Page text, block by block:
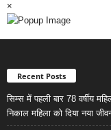
×
Recent Posts
सिम्स में पहली बार 78 वर्षीय
निकाल महिला को दिया नया